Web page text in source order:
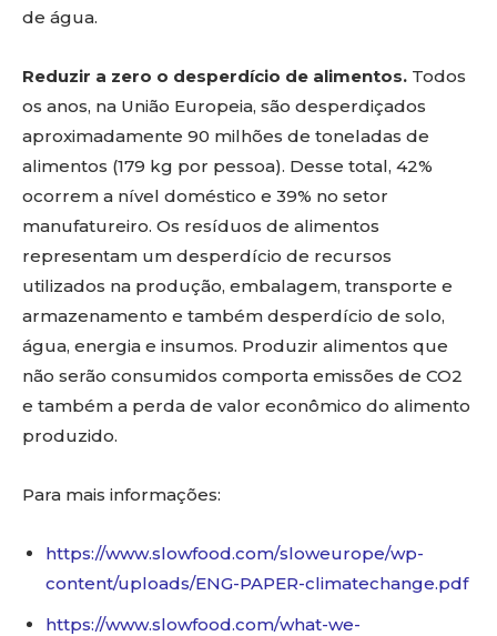
de água.
Reduzir a zero o desperdício de alimentos. Todos
os anos, na União Europeia, são desperdiçados
aproximadamente 90 milhões de toneladas de
alimentos (179 kg por pessoa). Desse total, 42%
ocorrem a nível doméstico e 39% no setor
manufatureiro. Os resíduos de alimentos
representam um desperdício de recursos
utilizados na produção, embalagem, transporte e
armazenamento e também desperdício de solo,
água, energia e insumos. Produzir alimentos que
não serão consumidos comporta emissões de CO2
e também a perda de valor econômico do alimento
produzido.
Para mais informações:
https://www.slowfood.com/sloweurope/wp-
content/uploads/ENG-PAPER-climatechange.pdf
https://www.slowfood.com/what-we-